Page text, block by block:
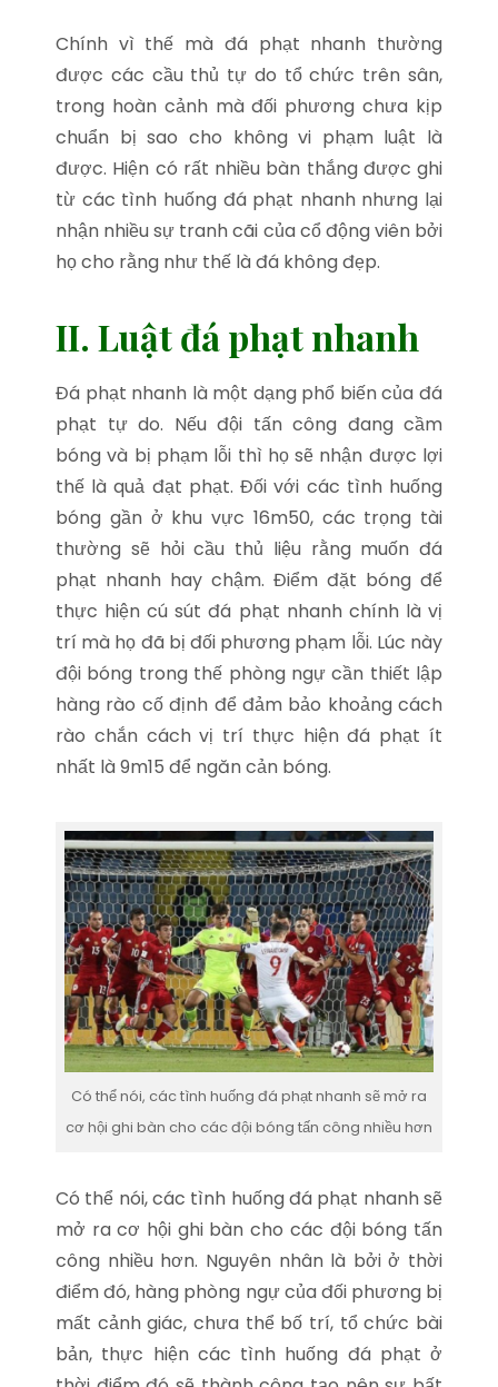
Chính vì thế mà đá phạt nhanh thường
được các cầu thủ tự do tổ chức trên sân,
trong hoàn cảnh mà đối phương chưa kịp
chuẩn bị sao cho không vi phạm luật là
được. Hiện có rất nhiều bàn thắng được ghi
từ các tình huống đá phạt nhanh nhưng lại
nhận nhiều sự tranh cãi của cổ động viên bởi
họ cho rằng như thế là đá không đẹp.
II. Luật đá phạt nhanh
Đá phạt nhanh là một dạng phổ biến của đá
phạt tự do. Nếu đội tấn công đang cầm
bóng và bị phạm lỗi thì họ sẽ nhận được lợi
thế là quả đạt phạt. Đối với các tình huống
bóng gần ở khu vực 16m50, các trọng tài
thường sẽ hỏi cầu thủ liệu rằng muốn đá
phạt nhanh hay chậm. Điểm đặt bóng để
thực hiện cú sút đá phạt nhanh chính là vị
trí mà họ đã bị đối phương phạm lỗi. Lúc này
đội bóng trong thế phòng ngự cần thiết lập
hàng rào cố định để đảm bảo khoảng cách
rào chắn cách vị trí thực hiện đá phạt ít
nhất là 9m15 để ngăn cản bóng.
Có thể nói, các tình huống đá phạt nhanh sẽ mở ra
cơ hội ghi bàn cho các đội bóng tấn công nhiều hơn
Có thể nói, các tình huống đá phạt nhanh sẽ
mở ra cơ hội ghi bàn cho các đội bóng tấn
công nhiều hơn. Nguyên nhân là bởi ở thời
điểm đó, hàng phòng ngự của đối phương bị
mất cảnh giác, chưa thể bố trí, tổ chức bài
bản, thực hiện các tình huống đá phạt ở